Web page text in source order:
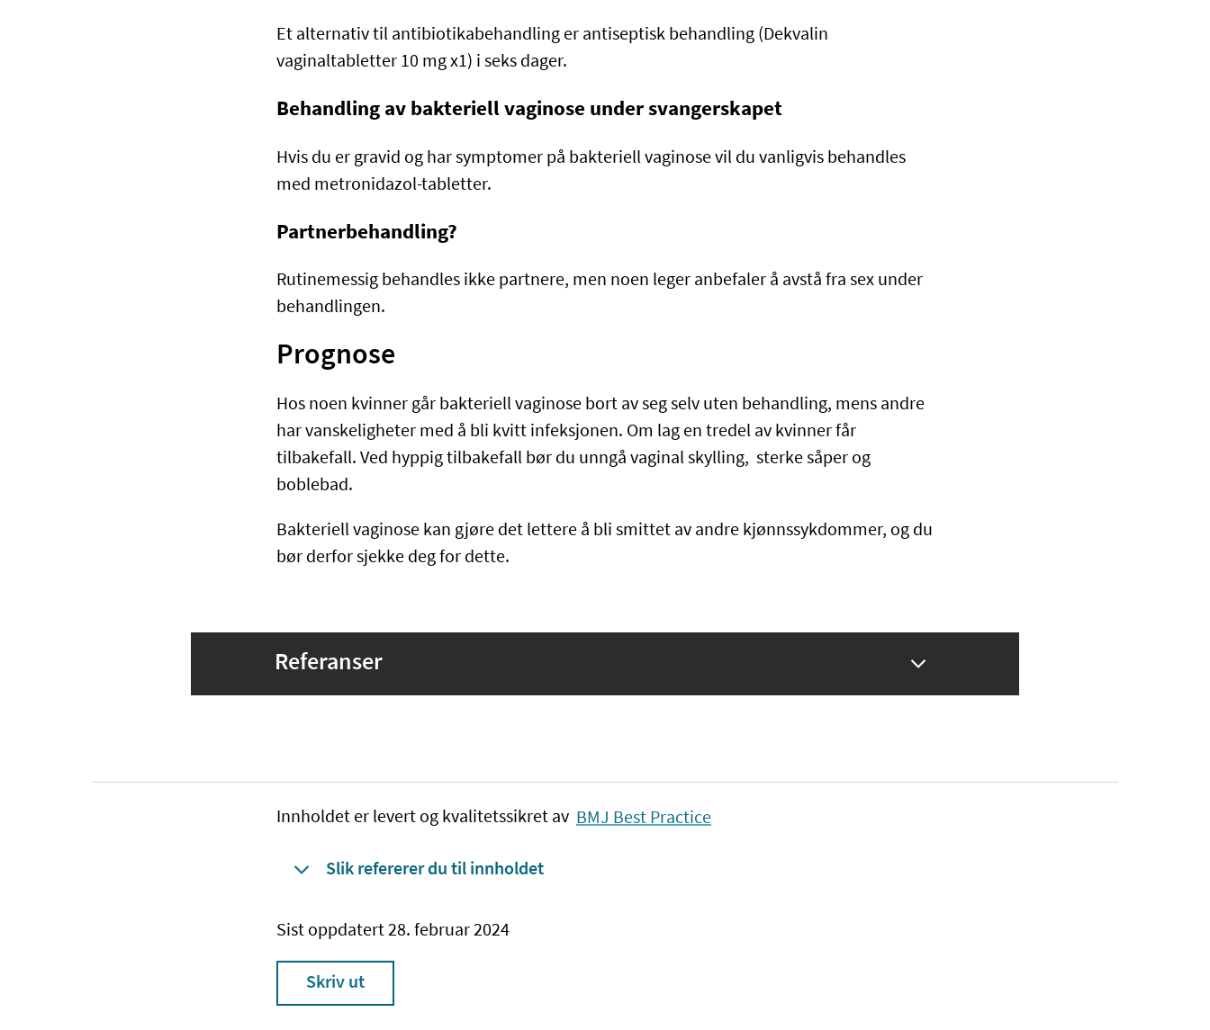
Et alternativ til antibiotikabehandling er antiseptisk behandling (Dekvalin
vaginaltabletter 10 mg x1) i seks dager.
Behandling av bakteriell vaginose under svangerskapet
Hvis du er gravid og har symptomer på bakteriell vaginose vil du vanligvis behandles
med metronidazol-tabletter.
Partnerbehandling?
Rutinemessig behandles ikke partnere, men noen leger anbefaler å avstå fra sex under
behandlingen.
Prognose
Hos noen kvinner går bakteriell vaginose bort av seg selv uten behandling, mens andre
har vanskeligheter med å bli kvitt infeksjonen. Om lag en tredel av kvinner får
tilbakefall. Ved hyppig tilbakefall bør du unngå vaginal skylling, sterke såper og
boblebad.
Bakteriell vaginose kan gjøre det lettere å bli smittet av andre kjønnssykdommer, og du
bør derfor sjekke deg for dette.
Referanser
Innholdet er levert og kvalitetssikret av BMJ Best Practice
Slik refererer du til innholdet
Sist oppdatert 28. februar 2024
Skriv ut